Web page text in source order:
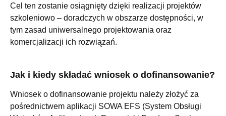
Cel ten zostanie osiągnięty dzięki realizacji projektów
szkoleniowo – doradczych w obszarze dostępności, w
tym zasad uniwersalnego projektowania oraz
komercjalizacji ich rozwiązań.
Jak i kiedy składać wniosek o dofinansowanie?
Wniosek o dofinansowanie projektu należy złożyć za
pośrednictwem aplikacji SOWA EFS (System Obsługi